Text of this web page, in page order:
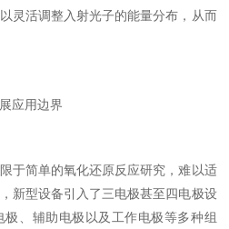
灵活调整入射光子的能量分布，从而
应用边界
简单的氧化还原反应研究，难以适
新型设备引入了三电极甚至四电极设
、辅助电极以及工作电极等多种组